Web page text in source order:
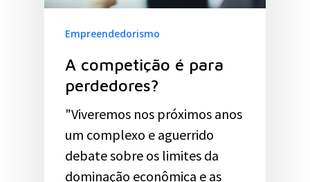
Empreendedorismo
A competição é para
perdedores?
"Viveremos nos próximos anos
um complexo e aguerrido
debate sobre os limites da
dominação econômica e as